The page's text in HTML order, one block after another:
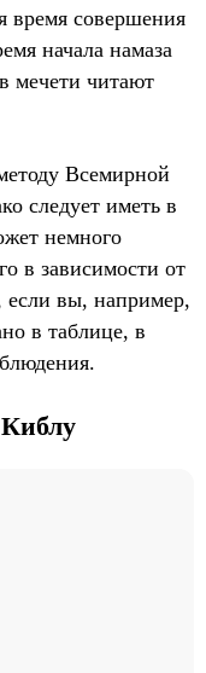
время совершения
начала намаза
мечети читают
Всемирной
следует иметь в
немного
в зависимости от
если вы, например,
в таблице, в